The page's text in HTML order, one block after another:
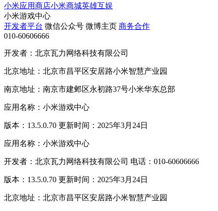
小米应用商店小米商城英雄互娱
小米游戏中心
开发者平台 微信公众号 微博主页 商务合作
010-60606666
开发者：北京瓦力网络科技有限公司
北京地址：北京市昌平区安居路小米智慧产业园
南京地址：南京市建邺区永初路37号小米华东总部
应用名称：小米游戏中心
版本：13.5.0.70 更新时间：2025年3月24日
应用名称：小米游戏中心
开发者：北京瓦力网络科技有限公司 电话：010-60606666
版本：13.5.0.70 更新时间：2025年3月24日
北京地址：北京市昌平区安居路小米智慧产业园